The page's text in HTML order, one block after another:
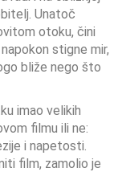
Unatoč
otoku, čini
stigne mir,
bliže nego što
imao velikih
filmu ili ne:
i napetosti.
film, zamolio je